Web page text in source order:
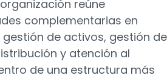
reúne
complementarias en
gestión de activos, gestión de
y atención al
de una estructura más